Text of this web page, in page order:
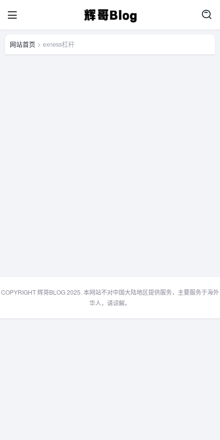
网站首页 > exness杠杆
COPYRIGHT 辉哥BLOG 2025. 本网站不对中国大陆地区提供服务，主要服务于海外
华人，请谅解。